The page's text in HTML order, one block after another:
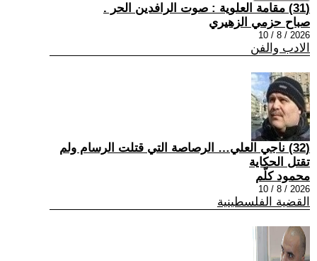
(31) مقامة العلوية : صوت الرافدين الحر .
صباح حزمي الزهيري
2026 / 8 / 10
الادب والفن
(32) ناجي العلي… الرصاصة التي قتلت الرسام ولم
تقتل الحكاية
محمود كلّم
2026 / 8 / 10
القضية الفلسطينية